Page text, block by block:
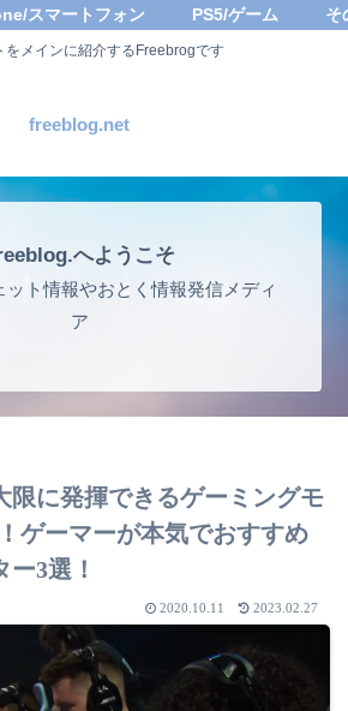
をメインに紹介するFreebrogです
freeblog.net
スマートフォン PS5/ゲーム そ
へようこそ
ット情報やおとく情報発信メディ
ア
限に発揮できるゲーミングモ
ゲーマーが本気でおすすめ
ー3選！
2020.10.11 2023.02.27